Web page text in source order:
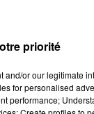
été retrouvée
n'ont pas réussi
les secours,
pour
priorité
or our legitimate
for personalised
performance;